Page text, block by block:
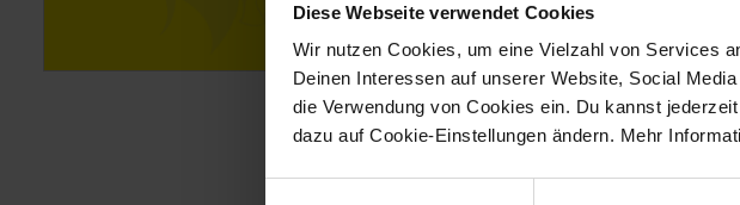
Diese Webseite verwendet Cookies
Wir nutzen Cookies, um eine Vielzahl von Services
Deinen Interessen auf unserer Website, Social
die Verwendung von Cookies ein. Du kannst
dazu auf Cookie-Einstellungen ändern. Mehr